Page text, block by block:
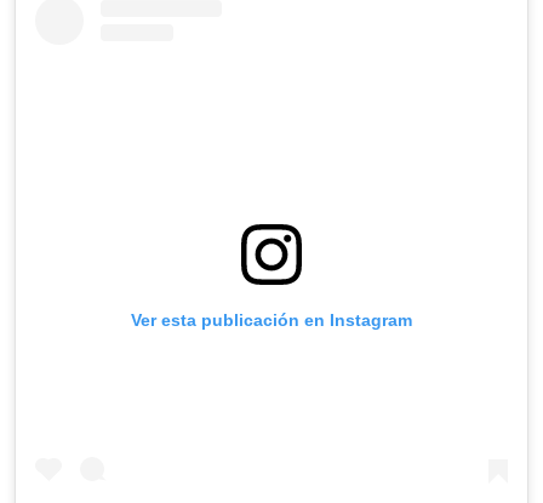
Ver esta publicación en Instagram